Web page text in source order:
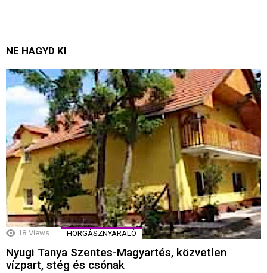
NE HAGYD KI
18 Views HORGÁSZNYARALÓ
Nyugi Tanya Szentes-Magyartés, közvetlen
vízpart, stég és csónak